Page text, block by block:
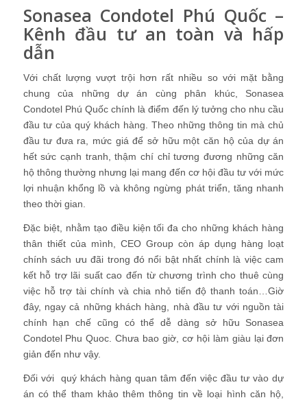
Sonasea Condotel Phú Quốc –
Kênh đầu tư an toàn và hấp
dẫn
Với chất lượng vượt trội hơn rất nhiều so với mặt bằng
chung của những dự án cùng phân khúc, Sonasea
Condotel Phú Quốcchính là điểm đến lý tưởng cho nhu cầu
đầu tư của quý khách hàng. Theo những thông tin mà chủ
đầu tư đưa ra, mức giá để sở hữu một căn hộ của dự án
hết sức cạnh tranh, thậm chí chỉ tương đương những căn
hộ thông thường nhưng lại mang đến cơ hội đầu tư với mức
lợi nhuận khổng lồ và không ngừng phát triển, tăng nhanh
theo thời gian.
Đặc biệt, nhằm tạo điều kiện tối đa cho những khách hàng
thân thiết của mình, CEO Group còn áp dụng hàng loạt
chính sách ưu đãi trong đó nổi bật nhất chính là việc cam
kết hỗ trợ lãi suất cao đến từ chương trình cho thuê cùng
việc hỗ trợ tài chính và chia nhỏ tiến độ thanh toán…Giờ
đây, ngay cả những khách hàng, nhà đầu tư với nguồn tài
chính hạn chế cũng có thể dễ dàng sở hữu Sonasea
Condotel Phu Quoc . Chưa bao giờ, cơ hội làm giàu lại đơn
giản đến như vậy.
Đối với quý khách hàng quan tâm đến việc đầu tư vào dự
án có thể tham khảo thêm thông tin về loại hình căn hộ,